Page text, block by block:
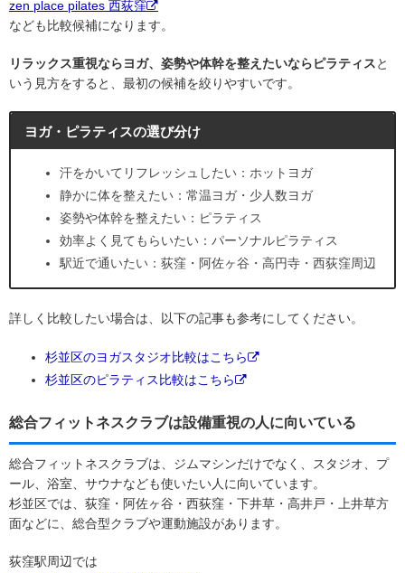
zen place pilates 西荻窪
なども比較候補になります。
リラックス重視ならヨガ、姿勢や体幹を整えたいならピラティスと
いう見方をすると、最初の候補を絞りやすいです。
ヨガ・ピラティスの選び分け
汗をかいてリフレッシュしたい：ホットヨガ
静かに体を整えたい：常温ヨガ・少人数ヨガ
姿勢や体幹を整えたい：ピラティス
効率よく見てもらいたい：パーソナルピラティス
駅近で通いたい：荻窪・阿佐ヶ谷・高円寺・西荻窪周辺
詳しく比較したい場合は、以下の記事も参考にしてください。
杉並区のヨガスタジオ比較はこちら
杉並区のピラティス比較はこちら
総合フィットネスクラブは設備重視の人に向いている
総合フィットネスクラブは、ジムマシンだけでなく、スタジオ、プ
ール、浴室、サウナなども使いたい人に向いています。
杉並区では、荻窪・阿佐ヶ谷・西荻窪・下井草・高井戸・上井草方
面などに、総合型クラブや運動施設があります。
荻窪駅周辺では